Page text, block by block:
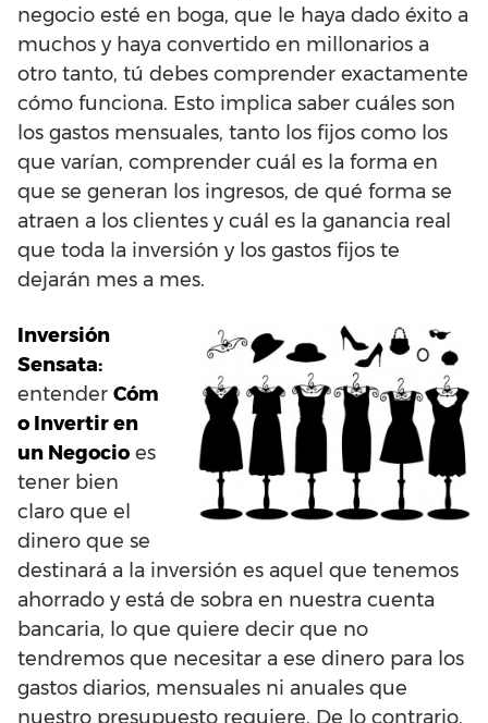
negocio esté en boga, que le haya dado éxito a
muchos y haya convertido en millonarios a
otro tanto, tú debes comprender exactamente
cómo funciona. Esto implica saber cuáles son
los gastos mensuales, tanto los fijos como los
que varían, comprender cuál es la forma en
que se generan los ingresos, de qué forma se
atraen a los clientes y cuál es la ganancia real
que toda la inversión y los gastos fijos te
dejarán mes a mes.
Inversión
Sensata:
entender Cóm
o Invertir en
un Negocio es
tener bien
claro que el
dinero que se
destinará a la inversión es aquel que tenemos
ahorrado y está de sobra en nuestra cuenta
bancaria, lo que quiere decir que no
tendremos que necesitar a ese dinero para los
gastos diarios, mensuales ni anuales que
nuestro presupuesto requiere. De lo contrario,